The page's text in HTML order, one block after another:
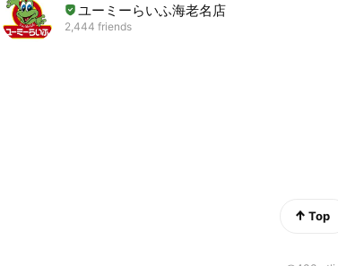
ユーミーらいふ海老名店
2,444 friends
Top